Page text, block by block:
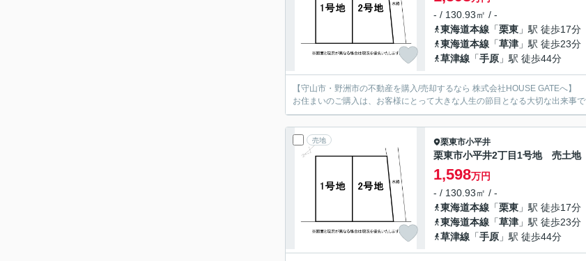
- / 130.93㎡ / -
東海道本線 「栗東 」駅 徒歩17分
東海道本線 「草津 」駅 徒歩23分
草津線 「手原 」駅 徒歩44分
【守山市・野洲市の不動産を購入/売却するなら 株式会社HOUSE GATEへ】
お住まいのご購入は、お客様にとって大きな人生の節目となる大切な出来事
売地 栗東市小平井
栗東市小平井2丁目1号地 売土地
1,598万円
- / 130.93㎡ / -
東海道本線 「栗東 」駅 徒歩17分
東海道本線 「草津 」駅 徒歩23分
草津線 「手原 」駅 徒歩44分